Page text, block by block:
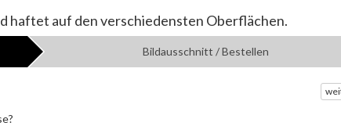
haftet auf den verschiedensten Oberflächen.
Bildausschnitt / Bestellen